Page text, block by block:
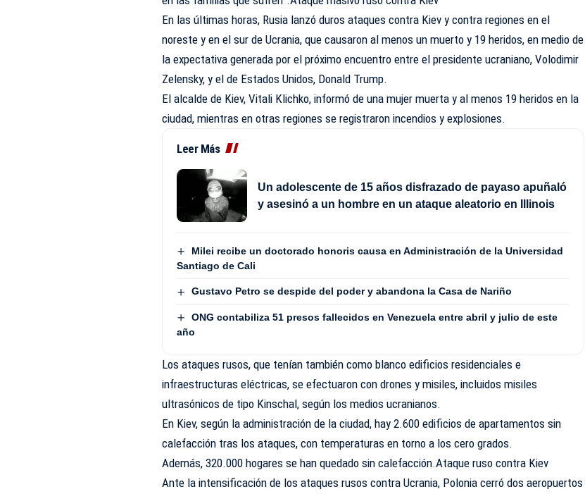
En las últimas horas, Rusia lanzó duros ataques contra Kiev y contra regiones en el
noreste y en el sur de Ucrania, que causaron al menos un muerto y 19 heridos, en medio de
la expectativa generada por el próximo encuentro entre el presidente ucraniano, Volodimir
Zelensky, y el de Estados Unidos, Donald Trump.
El alcalde de Kiev, Vitali Klichko, informó de una mujer muerta y al menos 19 heridos en la
ciudad, mientras en otras regiones se registraron incendios y explosiones.
Leer Más
Un adolescente de 15 años disfrazado de payaso apuñaló
y asesinó a un hombre en un ataque aleatorio en Illinois
Milei recibe un doctorado honoris causa en Administración de la Universidad
Santiago de Cali
Gustavo Petro se despide del poder y abandona la Casa de Nariño
ONG contabiliza 51 presos fallecidos en Venezuela entre abril y julio de este
año
Los ataques rusos, que tenían también como blanco edificios residenciales e
infraestructuras eléctricas, se efectuaron con drones y misiles, incluidos misiles
ultrasónicos de tipo Kinschal, según los medios ucranianos.
En Kiev, según la administración de la ciudad, hay 2.600 edificios de apartamentos sin
calefacción tras los ataques, con temperaturas en torno a los cero grados.
Además, 320.000 hogares se han quedado sin calefacción.Ataque ruso contra Kiev
Ante la intensificación de los ataques rusos contra Ucrania, Polonia cerró dos aeropuertos